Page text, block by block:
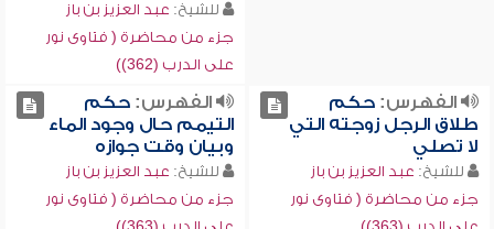
للشيخ: عبد العزيز بن باز
جزء من محاضرة ( فتاوى نور
على الدرب (362))
الفهرس:حكم
طلاق الرجل زوجته التي
لا تصلي
للشيخ: عبد العزيز بن باز
جزء من محاضرة ( فتاوى نور
الفهرس:حكم
التيمم حال وجود الماء
وبيان وقت جوازه
للشيخ: عبد العزيز بن باز
جزء من محاضرة ( فتاوى نور